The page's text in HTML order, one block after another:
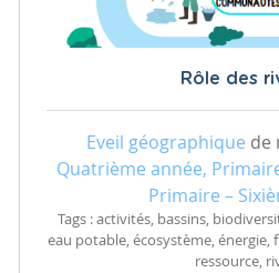
Rôle des
Eveil géographique de
Quatrième année,
Primaire –
Tags : activités, bassins,
eau potable, écosystème, énergie,
ressource,